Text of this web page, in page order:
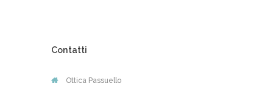
Contatti
Ottica Passuello